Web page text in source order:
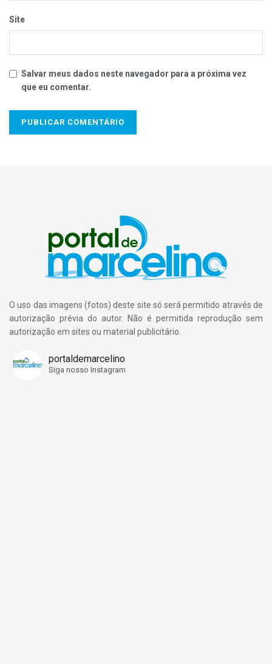
Site
Salvar meus dados neste navegador para a próxima vez
que eu comentar.
O uso das imagens (fotos) deste site só será permitido através de
autorização prévia do autor. Não é permitida reprodução sem
autorização em sites ou material publicitário.
portaldemarcelino
Siga nosso Instagram